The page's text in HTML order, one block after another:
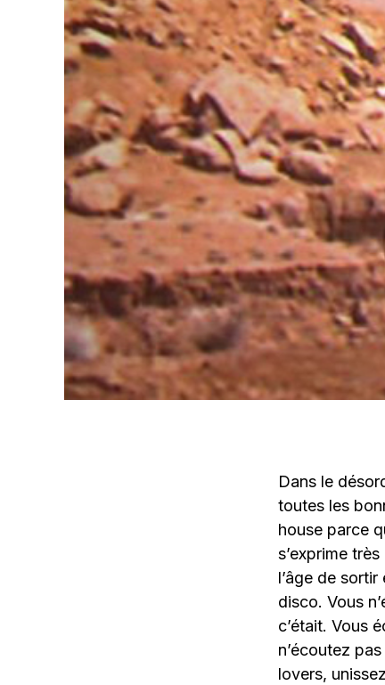
Dans le
toutes les
house parce
s’exprime
l’âge de
disco. Vous
c’était. Vous
n’écoutez
lovers,